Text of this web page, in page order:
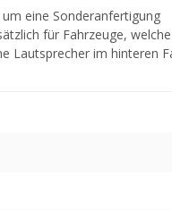
eine Sonderanfertigung
für Fahrzeuge,
Lautsprecher im hinteren